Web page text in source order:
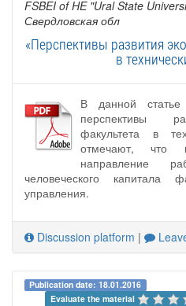
FSBEI of HE "Ural State
Свердловская обл
«Перспективы развития
в
В данной статье
перспективы
факультета в
отмечают, что
направление
человеческого капитала
управления.
Discussion platform |
Publication date: 18.01.2016
Evaluate the material